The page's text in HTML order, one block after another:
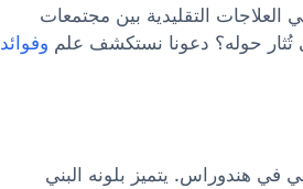
التقليدية بين مجتمعات
حوله؟ دعونا نستكشف علم وفوائد
هندوراس. يتميز بلونه البني